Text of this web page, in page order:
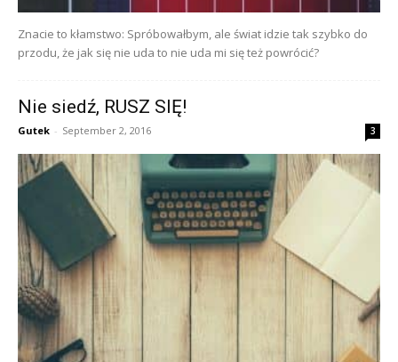
Znacie to kłamstwo: Spróbowałbym, ale świat idzie tak szybko do
przodu, że jak się nie uda to nie uda mi się też powrócić?
Nie siedź, RUSZ SIĘ!
Gutek - September 2, 2016 3